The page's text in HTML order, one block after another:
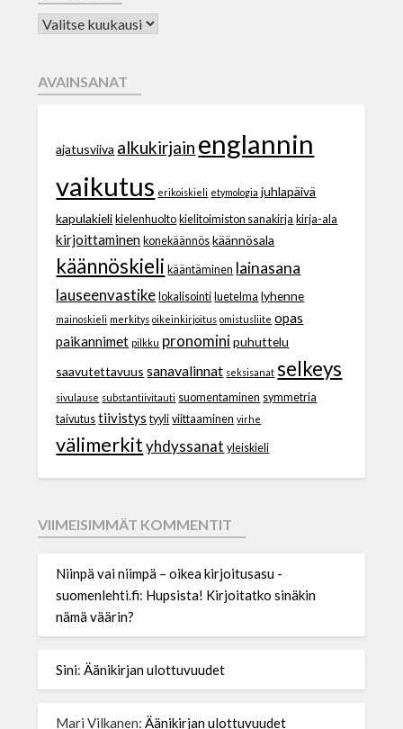
AVAINSANAT
ajatusviiva alkukirjain englannin
vaikutus erikoiskieli etymologia juhlapäivä
kapulakieli kielenhuolto kielitoimiston sanakirja kirja-ala
kirjoittaminen konekäännös käännösala
käännöskieli kääntäminen lainasana
lauseenvastike lokalisointi luetelma lyhenne
mainoskieli merkitys oikeinkirjoitus omistusliite opas
paikannimet pilkku pronomini puhuttelu
saavutettavuus sanavalinnat seksisanat selkeys
sivulause substantiivitauti suomentaminen symmetria
taivutus tiivistys tyyli viittaaminen virhe
välimerkit yhdyssanat yleiskieli
VIIMEISIMMÄT KOMMENTIT
Niinpä vai niimpä – oikea kirjoitusasu -
suomenlehti.fi: Hupsista! Kirjoitatko sinäkin
nämä väärin?
Sini:Äänikirjan ulottuvuudet
Mari Vilkanen:Äänikirjan ulottuvuudet